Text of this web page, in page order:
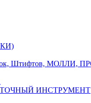
Штифтов, МОЛЛИ,
ИНСТРУМЕНТ